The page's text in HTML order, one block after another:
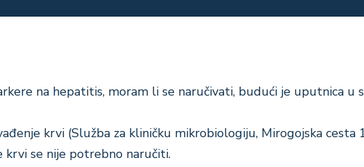
na hepatitis, moram li se naručivati, budući je uputnica u
krvi (Služba za kliničku mikrobiologiju, Mirogojska
krvi se nije potrebno naručiti.